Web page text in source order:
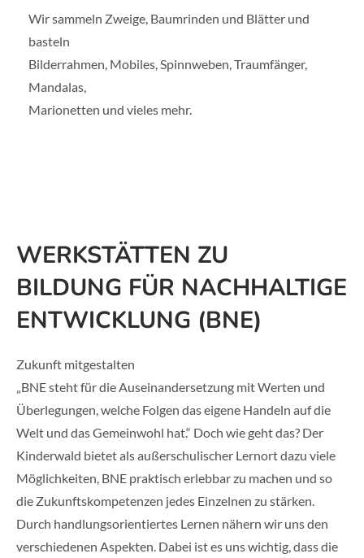
Wir sammeln Zweige, Baumrinden und Blätter und
basteln
Bilderrahmen, Mobiles, Spinnweben, Traumfänger,
Mandalas,
Marionetten und vieles mehr.
WERKSTÄTTEN ZU
BILDUNG FÜR NACHHALTIGE
ENTWICKLUNG (BNE)
Zukunft mitgestalten
„BNE steht für die Auseinandersetzung mit Werten und
Überlegungen, welche Folgen das eigene Handeln auf die
Welt und das Gemeinwohl hat.“ Doch wie geht das? Der
Kinderwald bietet als außerschulischer Lernort dazu viele
Möglichkeiten, BNE praktisch erlebbar zu machen und so
die Zukunftskompetenzen jedes Einzelnen zu stärken.
Durch handlungsorientiertes Lernen nähern wir uns den
verschiedenen Aspekten. Dabei ist es uns wichtig, dass die